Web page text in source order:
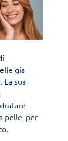
già
La sua
pelle, per